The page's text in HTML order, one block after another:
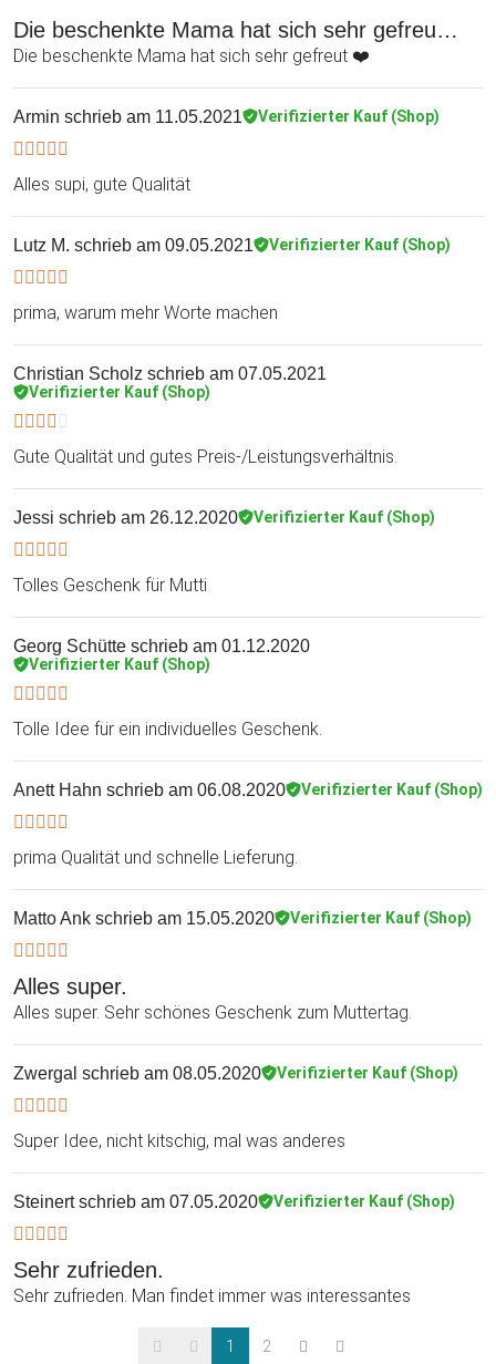
Die beschenkte Mama hat sich sehr gefreu…
Die beschenkte Mama hat sich sehr gefreut ❤️
Armin schrieb am 11.05.2021 Verifizierter Kauf (Shop)
Alles supi, gute Qualität
Lutz M. schrieb am 09.05.2021 Verifizierter Kauf (Shop)
prima, warum mehr Worte machen
Christian Scholz schrieb am 07.05.2021
Verifizierter Kauf (Shop)
Gute Qualität und gutes Preis-/Leistungsverhältnis.
Jessi schrieb am 26.12.2020 Verifizierter Kauf (Shop)
Tolles Geschenk für Mutti
Georg Schütte schrieb am 01.12.2020
Verifizierter Kauf (Shop)
Tolle Idee für ein individuelles Geschenk.
Anett Hahn schrieb am 06.08.2020 Verifizierter Kauf (Shop)
prima Qualität und schnelle Lieferung.
Matto Ank schrieb am 15.05.2020 Verifizierter Kauf (Shop)
Alles super.
Alles super. Sehr schönes Geschenk zum Muttertag.
Zwergal schrieb am 08.05.2020 Verifizierter Kauf (Shop)
Super Idee, nicht kitschig, mal was anderes
Steinertschrieb am 07.05.2020 Verifizierter Kauf (Shop)
Sehr zufrieden.
Sehr zufrieden. Man findet immer was interessantes
1 2